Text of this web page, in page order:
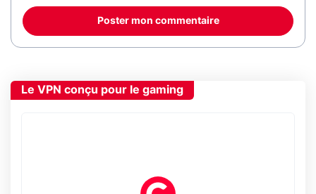
Poster mon commentaire
Le VPN conçu pour le gaming